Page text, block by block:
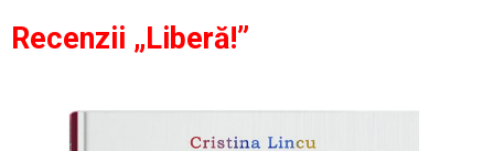
Recenzii „Liberă!”